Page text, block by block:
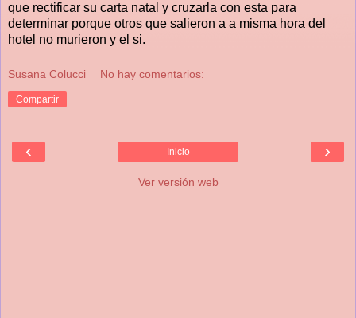
que rectificar su carta natal y cruzarla con esta para
determinar porque otros que salieron a a misma hora del
hotel no murieron y el si.
Susana Colucci No hay comentarios:
Compartir
‹ ›
Inicio
Ver versión web